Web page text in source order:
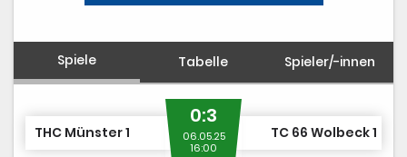
Spiele Tabelle Spieler/-innen
THC Münster 1
0:3
06.05.25
16:00
TC 66 Wolbeck 1